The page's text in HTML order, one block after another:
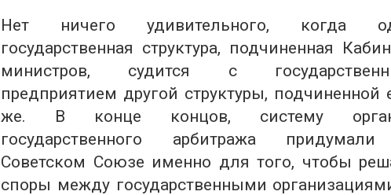
Нет ничего удивительного, когда
государственная структура, подчиненная
министров, судится с
предприятием другой структуры, подчиненной
же. В конце концов, систему
государственного арбитража
Советском Союзе именно для того, чтобы
споры между государственными